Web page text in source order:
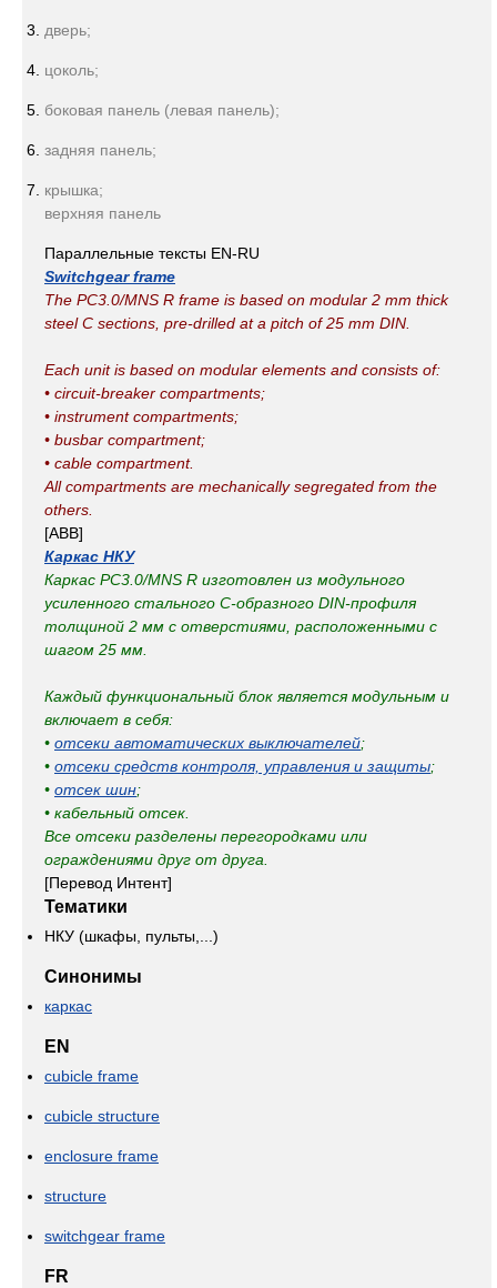
дверь;
цоколь;
боковая панель (левая панель);
задняя панель;
крышка;
верхняя панель
Параллельные тексты EN-RU
Switchgear frame
The PC3.0/MNS R frame is based on modular 2 mm thick
steel C sections, pre-drilled at a pitch of 25 mm DIN.
Each unit is based on modular elements and consists of:
• circuit-breaker compartments;
• instrument compartments;
• busbar compartment;
• cable compartment.
All compartments are mechanically segregated from the
others.
[ABB]
Каркас НКУ
Каркас PC3.0/MNS R изготовлен из модульного
усиленного стального С-образного DIN-профиля
толщиной 2 мм с отверстиями, расположенными с
шагом 25 мм.
Каждый функциональный блок является модульным и
включает в себя:
• отсеки автоматических выключателей;
• отсеки средств контроля, управления и защиты;
• отсек шин;
• кабельный отсек.
Все отсеки разделены перегородками или
ограждениями друг от друга.
[Перевод Интент]
Тематики
НКУ (шкафы, пульты,...)
Синонимы
каркас
EN
cubicle frame
cubicle structure
enclosure frame
structure
switchgear frame
FR